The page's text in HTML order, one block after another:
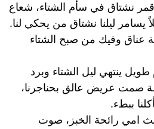
قمر نشتاق في سأم الشتاء، شعاع
يسامر ليلنا نشتاق من يحكي لنا.
عناق وفيك من صبح الشتاء
طويل ينتهي ليل الشتاء وبرد
ثمة صمت عريض عالق بحناجرنا،
ببطء.
امي رائحة الخبز، صوت